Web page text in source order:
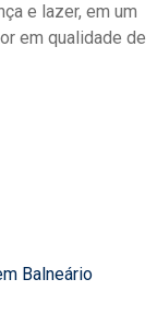
e lazer, em um
em qualidade de
Balneário